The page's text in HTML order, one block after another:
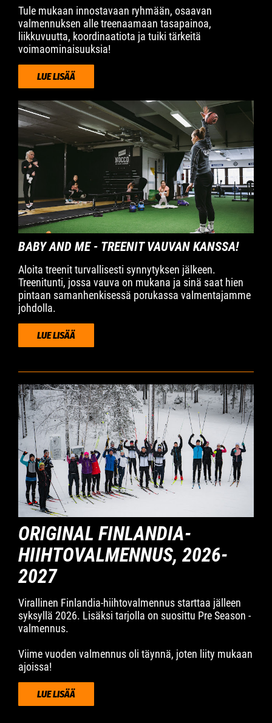
Tule mukaan innostavaan ryhmään, osaavan
valmennuksen alle treenaamaan tasapainoa,
liikkuvuutta, koordinaatiota ja tuiki tärkeitä
voimaominaisuuksia!
LUE LISÄÄ
BABY AND ME - TREENIT VAUVAN KANSSA!
Aloita treenit turvallisesti synnytyksen jälkeen.
Treenitunti, jossa vauva on mukana ja sinä saat hien
pintaan samanhenkisessä porukassa valmentajamme
johdolla.
LUE LISÄÄ
ORIGINAL FINLANDIA-
HIIHTOVALMENNUS, 2026-
2027
Virallinen Finlandia-hiihtovalmennus starttaa jälleen
syksyllä 2026. Lisäksi tarjolla on suosittu Pre Season -
valmennus.
Viime vuoden valmennus oli täynnä, joten liity mukaan
ajoissa!
LUE LISÄÄ